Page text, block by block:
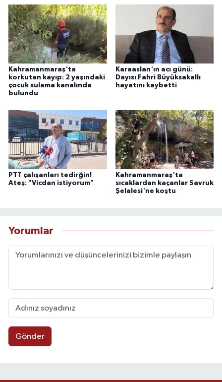
Kahramanmaraş'ta
korkutan kayıp: 2 yaşındaki
çocuk sulama kanalında
bulundu
Karaaslan'ın acı günü:
Dayısı Fahri Büyüksakallı
hayatını kaybetti
PTT çalışanları tedirğin!
Ateş: "Vicdan istiyorum"
Kahramanmaraş'ta
sıcaklardan kaçanlar Savruk
Şelalesi'ne koştu
Yorumlar
Gönder